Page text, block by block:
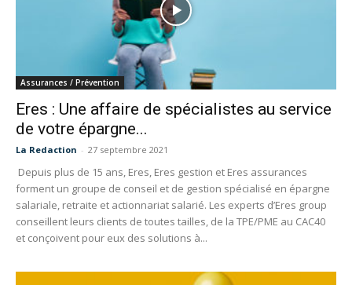
Assurances / Prévention
Eres : Une affaire de spécialistes au service
de votre épargne...
La Redaction - 27 septembre 2021
Depuis plus de 15 ans, Eres, Eres gestion et Eres assurances
forment un groupe de conseil et de gestion spécialisé en épargne
salariale, retraite et actionnariat salarié. Les experts d’Eres group
conseillent leurs clients de toutes tailles, de la TPE/PME au CAC40
et conçoivent pour eux des solutions à...